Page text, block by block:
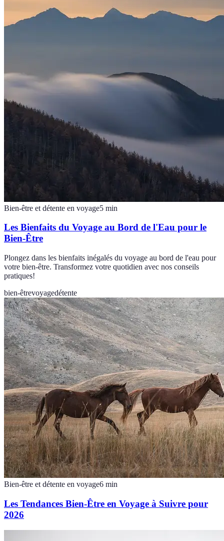
Bien-être et détente en voyage5 min
Les Bienfaits du Voyage au Bord de l'Eau pour le
Bien-Être
Plongez dans les bienfaits inégalés du voyage au bord de l'eau pour
votre bien-être. Transformez votre quotidien avec nos conseils
pratiques!
bien-êtrevoyagedétente
Bien-être et détente en voyage6 min
Les Tendances Bien-Être en Voyage à Suivre pour
2026